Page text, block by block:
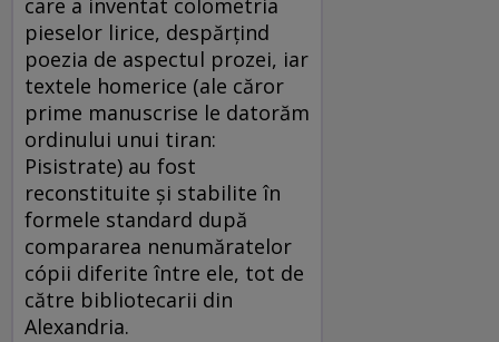
care a inventat colometria
pieselor lirice, despărţind
poezia de aspectul prozei, iar
textele homerice (ale căror
prime manuscrise le datorăm
ordinului unui tiran:
Pisistrate) au fost
reconstituite şi stabilite în
formele standard după
compararea nenumăratelor
cópii diferite între ele, tot de
către bibliotecarii din
Alexandria.